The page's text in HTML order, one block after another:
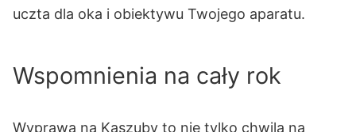
uczta dla oka i obiektywu Twojego aparatu.
Wspomnienia na cały rok
Wyprawa na Kaszuby to nie tylko chwila na